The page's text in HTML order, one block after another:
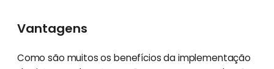
Vantagens
Como são muitos os benefícios da implementação